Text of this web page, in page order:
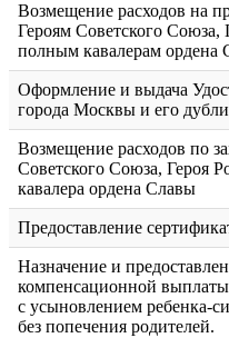
Возмещение расходов на
Героям Советского Союза,
полным кавалерам ордена
Оформление и выдача
города Москвы и его
Возмещение расходов по
Советского Союза, Героя
кавалера ордена Славы
Предоставление
Назначение и
компенсационной выплаты
с усыновлением ребенка-
без попечения родителей.